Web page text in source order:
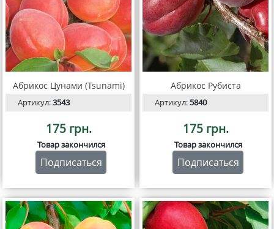
Абрикос Цунами (Tsunami)
Артикул:3543
175 грн.
Товар закончился
Подписаться
Абрикос Рубиста
Артикул:5840
175 грн.
Товар закончился
Подписаться